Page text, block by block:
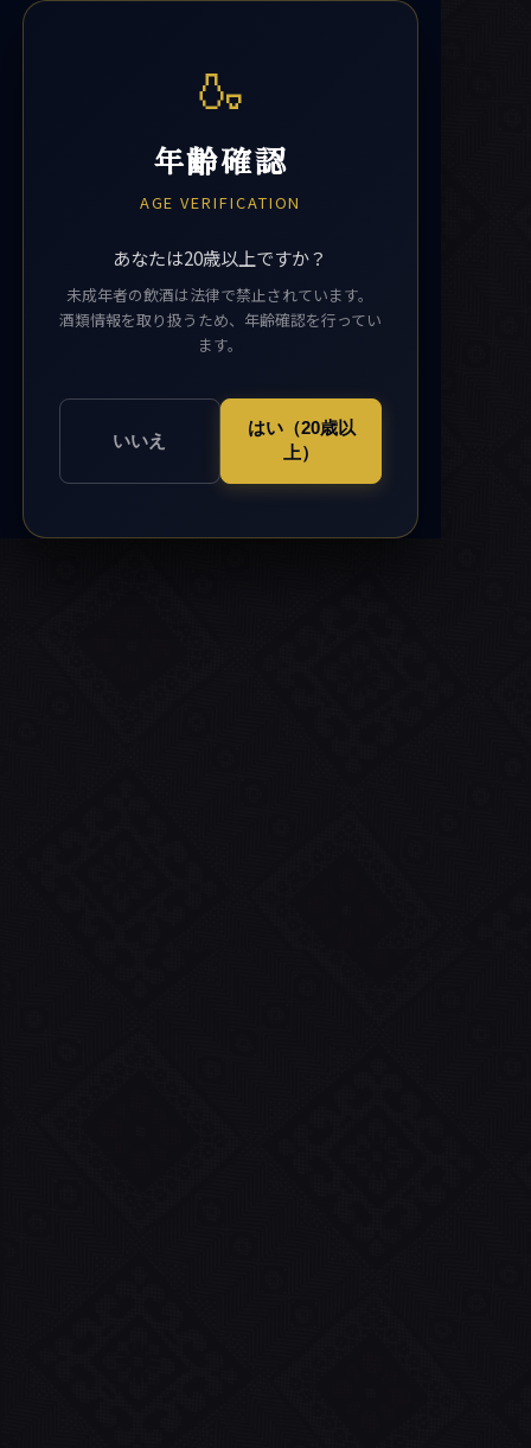
🍶
年齢確認
AGE VERIFICATION
あなたは20歳以上ですか？
未成年者の飲酒は法律で禁止されています。
酒類情報を取り扱うため、年齢確認を行ってい
ます。
いいえ
はい（20歳以
上）